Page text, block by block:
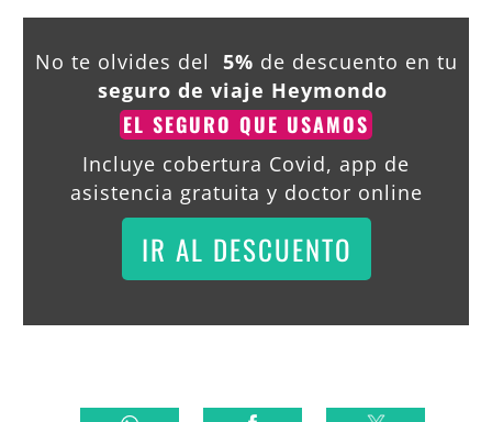
No te olvides del 5% de descuento en tu
seguro de viaje Heymondo
EL SEGURO QUE USAMOS
Incluye cobertura Covid, app de
asistencia gratuita y doctor online
IR AL DESCUENTO